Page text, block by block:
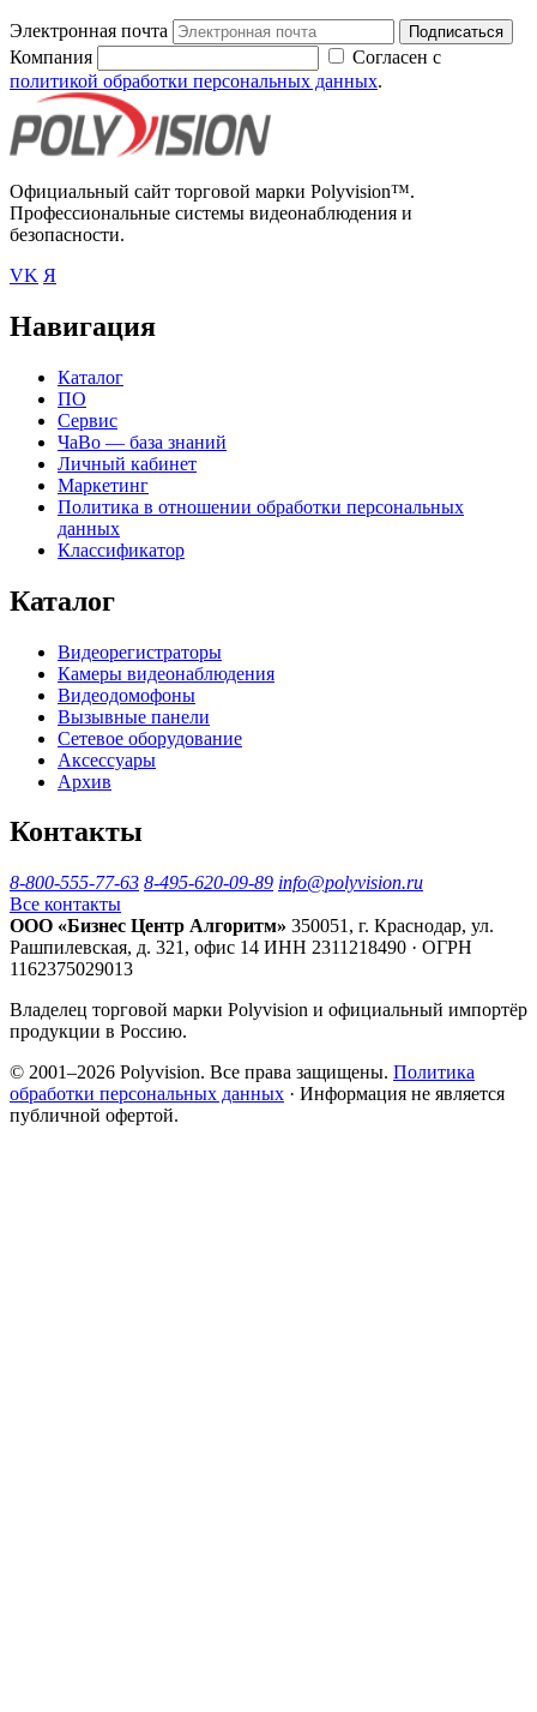
Электронная почта Подписаться
Компания
Согласен с
политикой обработки персональных данных.
Официальный сайт торговой марки Polyvision™.
Профессиональные системы видеонаблюдения и
безопасности.
VK Я
Навигация
Каталог
ПО
Сервис
ЧаВо — база знаний
Личный кабинет
Маркетинг
Политика в отношении обработки персональных
данных
Классификатор
Каталог
Видеорегистраторы
Камеры видеонаблюдения
Видеодомофоны
Вызывные панели
Сетевое оборудование
Аксессуары
Архив
Контакты
8-800-555-77-63 8-495-620-09-89 info@polyvision.ru
Все контакты
ООО «Бизнес Центр Алгоритм» 350051, г. Краснодар, ул.
Рашпилевская, д. 321, офис 14 ИНН 2311218490 · ОГРН
1162375029013
Владелец торговой марки Polyvision и официальный импортёр
продукции в Россию.
© 2001–2026 Polyvision. Все права защищены. Политика
обработки персональных данных · Информация не является
публичной офертой.